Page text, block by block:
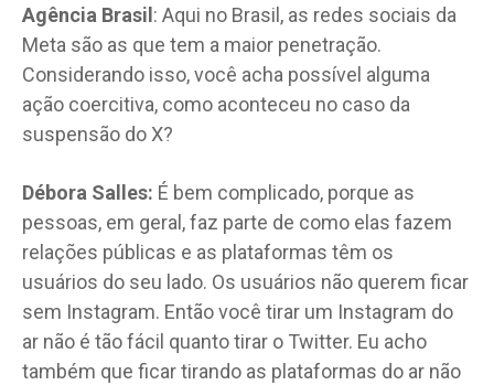
Agência Brasil : Aqui no Brasil, as redes sociais da
Meta são as que tem a maior penetração.
Considerando isso, você acha possível alguma
ação coercitiva, como aconteceu no caso da
suspensão do X?
Débora Salles: É bem complicado, porque as
pessoas, em geral, faz parte de como elas fazem
relações públicas e as plataformas têm os
usuários do seu lado. Os usuários não querem ficar
sem Instagram. Então você tirar um Instagram do
ar não é tão fácil quanto tirar o Twitter. Eu acho
também que ficar tirando as plataformas do ar não